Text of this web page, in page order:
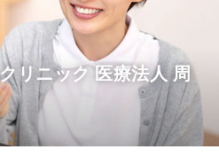
リニック 医療法人 周